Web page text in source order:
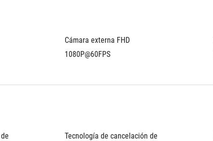
Cámara externa FHD
1080P@60FPS
Tecnología de cancelación de